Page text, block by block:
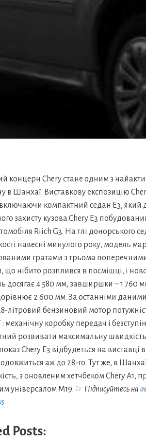
концерн Chery стане одним з
в Шанхаї. Виставкову експозицію
компактний седан E3, який
захисту кузова.Chery E3
Riich G3. На тлі донорського
навесні минулого року, модель
гратами з трьома
що нібито розплився в посмішці, і
досягає 4 580 мм, завширшки – 1 760
2 600 мм. За останніми
літровий бензиновий мотор
: механічну коробку передач і
розвивати максимальну
Chery E3 відбудеться на виставці
аж до 28-го. Тут же, в
з оновленим хетчбеком Chery A1,
універсалом M19. ☞ Підписуйтесь на
Posts: